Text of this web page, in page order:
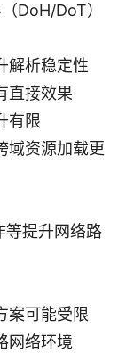
DoH/DoT）
解析稳定性
直接效果
有限
域资源加载更
等提升网络路
案可能受限
网络环境